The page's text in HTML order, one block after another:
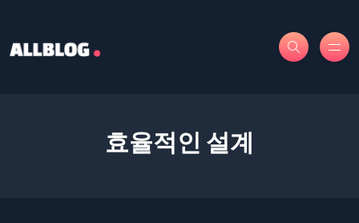
효율적인 설계